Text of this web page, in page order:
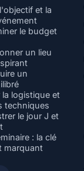
et la
le budget
un lieu
un
la logistique et
techniques
le jour J et
: la clé
marquant